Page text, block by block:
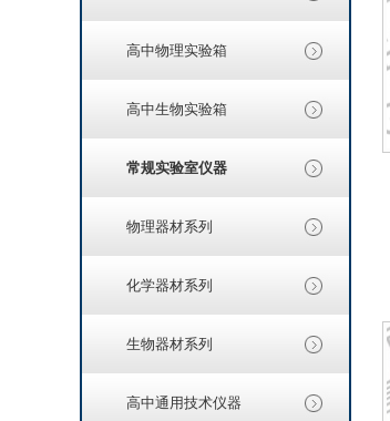
高中物理实验箱
高中生物实验箱
常规实验室仪器
物理器材系列
化学器材系列
生物器材系列
高中通用技术仪器